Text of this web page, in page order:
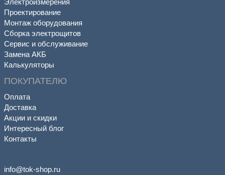
Электроизмерения
Проектирование
Монтаж оборудования
Сборка электрощитов
Сервис и обслуживание
Замена АКБ
Калькуляторы
ПОКУПАТЕЛЮ
Оплата
Доставка
Акции и скидки
Интересный блог
Контакты
info@tok-shop.ru